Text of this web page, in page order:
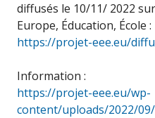
diffusés le 10/11/ 2022
Europe, Éducation, École :
https://projet-eee.eu/
Information :
https://projet-eee.eu/wp-
content/uploads/2022/